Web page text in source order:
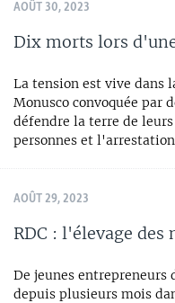
AOÛT 30, 2023
Dix morts lors
La tension est vive dans
Monusco convoquée par
défendre la terre de
personnes et
AOÛT 29, 2023
RDC : l'élevage des
De jeunes entrepreneurs
depuis plusieurs mois